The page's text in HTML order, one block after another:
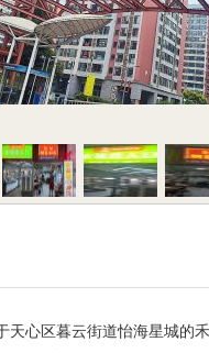
天心区暮云街道怡海星城的